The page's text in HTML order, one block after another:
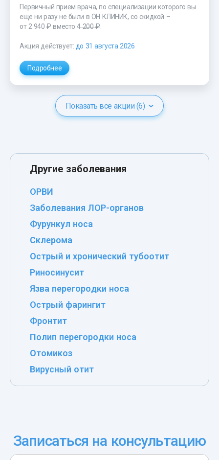
Первичный прием врача, по специализации которого вы
еще ни разу не были в ОН КЛИНИК, со скидкой –
от 2 940 ₽ вместо4 200 ₽.
Акция действует: до 31 августа 2026
Подробнее
Показать все акции (6)
Другие заболевания
ОРВИ
Заболевания ЛОР-органов
Фурункул носа
Склерома
Острый и хронический тубоотит
Риносинусит
Язва перегородки носа
Острый фарингит
Фронтит
Полип перегородки носа
Отомикоз
Вирусный отит
Записаться на консультацию